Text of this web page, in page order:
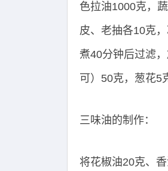
色拉油1000克，
皮、老抽各10克
煮40分钟后过滤
可）50克，葱花5
三味油的制作：
将花椒油20克、